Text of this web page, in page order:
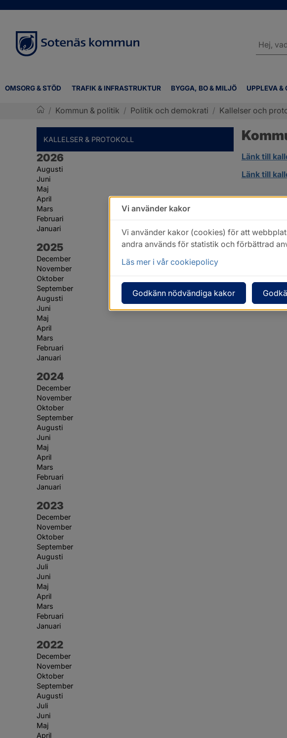
OMSORG & STÖD TRAFIK & INFRASTRUKTUR BYGGA, BO & MILJÖ UPPLEVA &
/ Kommun & politik / Politik och demokrati / Kallelser och
KALLELSER & PROTOKOLL
År:
2026
Augusti
Juni
Maj
April
Mars
Februari
Januari
År:
2025
December
November
Oktober
September
Augusti
Juni
Maj
April
Mars
Februari
Januari
År:
2024
December
November
Oktober
September
Augusti
Juni
Maj
April
Mars
Februari
Januari
År:
2023
December
November
Oktober
September
Augusti
Juli
Juni
Maj
April
Mars
Februari
Januari
År:
2022
December
November
Oktober
September
Augusti
Juli
Juni
Maj
April
Länk till
Länk till
Vi använder kakor
Vi använder kakor (cookies) för att
andra används för statistik och förbättrad
Läs mer i vår cookiepolicy
Godkänn nödvändiga kakor